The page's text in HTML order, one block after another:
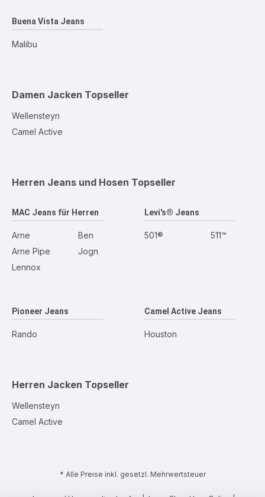
Buena Vista Jeans
Malibu
Damen Jacken Topseller
Wellensteyn
Camel Active
Herren Jeans und Hosen Topseller
MAC Jeans für Herren
Arne
Arne Pipe
Lennox
Ben
Jogn
Levi's® Jeans
501® 511™
Pioneer Jeans
Rando
Camel Active Jeans
Houston
Herren Jacken Topseller
Wellensteyn
Camel Active
* Alle Preise inkl. gesetzl. Mehrwertsteuer